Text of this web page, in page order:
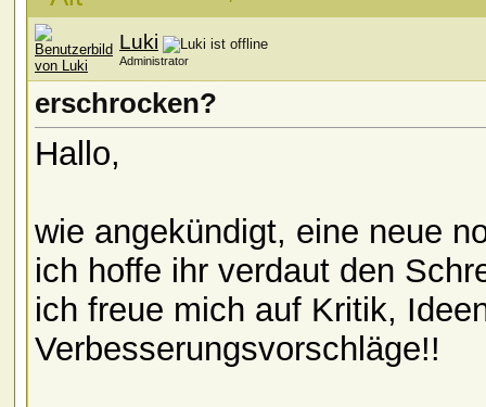
Luki
Administrator
erschrocken?
Hallo,
wie angekündigt, eine neue
ich hoffe ihr verdaut den
ich freue mich auf Kritik,
Verbesserungsvorschläge!!